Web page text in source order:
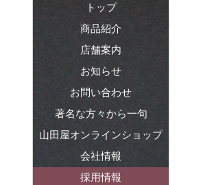
トップ
商品紹介
店舗案内
お知らせ
お問い合わせ
著名な方々から一句
山田屋オンラインショップ
会社情報
採用情報